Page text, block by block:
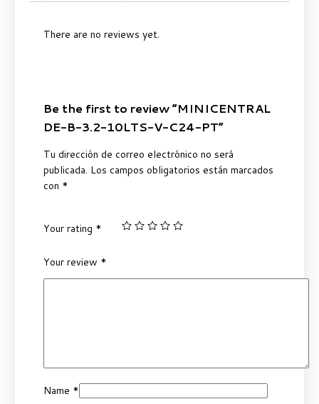
There are no reviews yet.
Be the first to review “MINICENTRAL
DE-B-3.2-10LTS-V-C24-PT”
Tu dirección de correo electrónico no será
publicada. Los campos obligatorios están marcados
con *
Your rating *
Your review *
Name *